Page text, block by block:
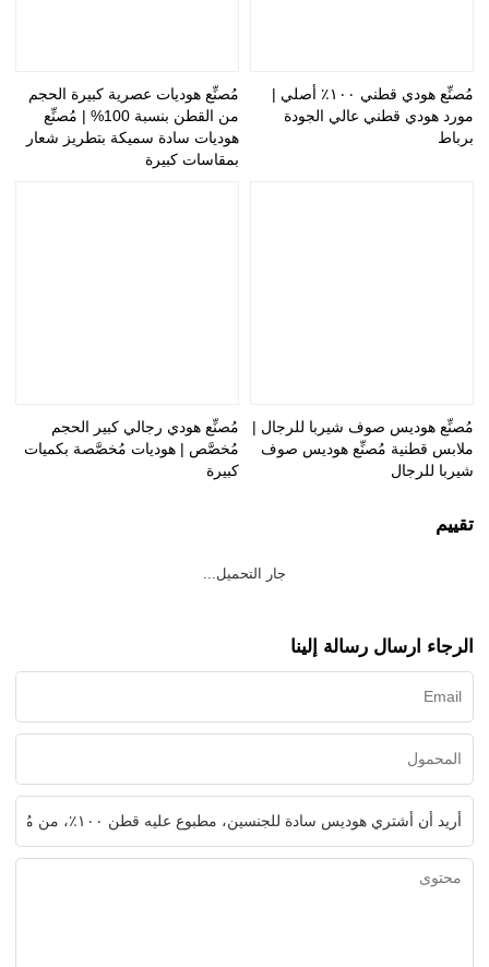
مُصنِّع هودي قطني ١٠٠٪ أصلي |
مورد هودي قطني عالي الجودة
برباط
مُصنِّع هوديات عصرية كبيرة الحجم
من القطن بنسبة 100% | مُصنِّع
هوديات سادة سميكة بتطريز شعار
بمقاسات كبيرة
مُصنِّع هوديس صوف شيربا للرجال |
ملابس قطنية مُصنِّع هوديس صوف
شيربا للرجال
مُصنِّع هودي رجالي كبير الحجم
مُخصَّص | هوديات مُخصَّصة بكميات
كبيرة
تقييم
جار التحميل...
الرجاء ارسال رسالة إلينا